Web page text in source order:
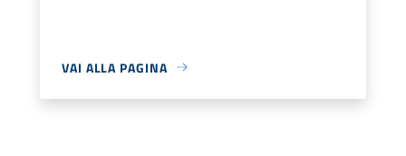
VAI ALLA PAGINA